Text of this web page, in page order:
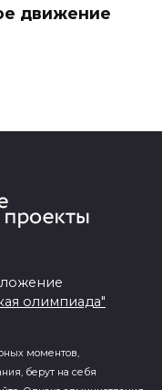
движение
олимпиада"
моментов,
берут на себя